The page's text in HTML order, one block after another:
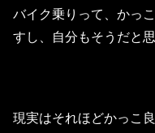
バイク乗りって、かっ
すし、自分もそうだと思
現実はそれほどかっこ